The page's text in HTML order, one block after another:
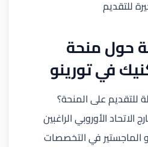
للتقديم
حول منحة
في تورينو
للتقديم على المنحة؟
الاتحاد الأوروبي الراغبين
الماجستير في التخصصات